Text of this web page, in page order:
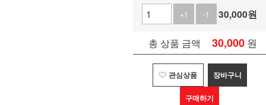
+1
-1 30,000원
총 상품 금액 30,000 원
관심상품 장바구니
구매하기